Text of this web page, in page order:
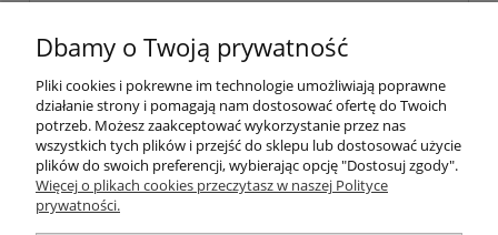
« 1 2 3 4 5 ... 24 »
Pomoc
Dbamy o Twoją prywatność
Pliki cookies i pokrewne im technologie umożliwiają poprawne
działanie strony i pomagają nam dostosować ofertę do Twoich
potrzeb. Możesz zaakceptować wykorzystanie przez nas
wszystkich tych plików i przejść do sklepu lub dostosować użycie
plików do swoich preferencji, wybierając opcję "Dostosuj zgody".
Więcej o plikach cookies przeczytasz w naszej Polityce
prywatności.